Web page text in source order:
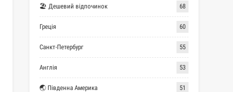
🏖 Дешевий відпочинок 68
Греція 60
Санкт-Петербург 55
Англія 53
🌏 Південна Америка 51